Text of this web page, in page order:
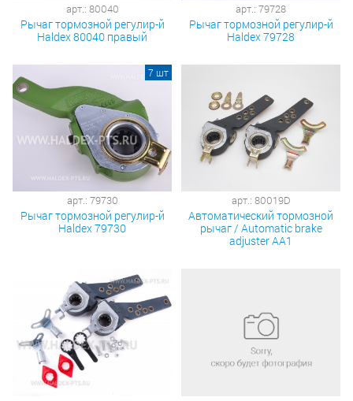
арт.: 80040
Рычаг тормозной регулир-й
Haldex 80040 правый
арт.: 79728
Рычаг тормозной регулир-й
Haldex 79728
арт.: 79730
Рычаг тормозной регулир-й
Haldex 79730
7 шт
арт.: 80019D
Автоматический тормозной
рычаг / Automatic brake
adjuster AA1